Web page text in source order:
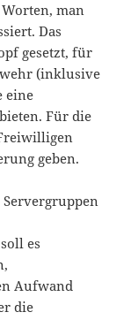
man
Das
gesetzt, für
(inklusive
eine
Für die
geben.
es
Aufwand
die